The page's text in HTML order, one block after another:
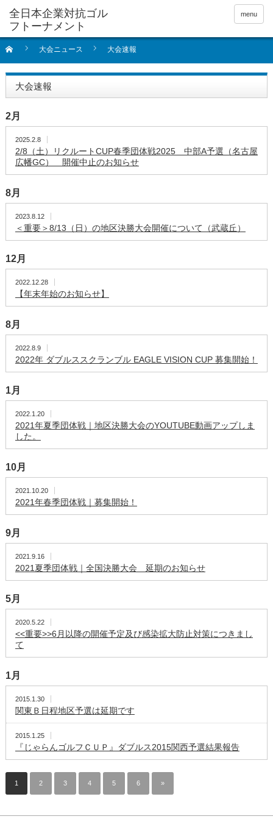
全日本企業対抗ゴル
フトーナメント
menu
大会ニュース 大会速報
大会速報
2月
2025.2.8
2/8（土）リクルートCUP春季団体戦2025 中部A予選（名古屋
広幡GC） 開催中止のお知らせ
8月
2023.8.12
＜重要＞8/13（日）の地区決勝大会開催について（武蔵丘）
12月
2022.12.28
【年末年始のお知らせ】
8月
2022.8.9
2022年 ダブルススクランブル EAGLE VISION CUP 募集開始！
1月
2022.1.20
2021年夏季団体戦｜地区決勝大会のYOUTUBE動画アップしま
した。
10月
2021.10.20
2021年春季団体戦｜募集開始！
9月
2021.9.16
2021夏季団体戦｜全国決勝大会 延期のお知らせ
5月
2020.5.22
<<重要>>6月以降の開催予定及び感染拡大防止対策につきまし
て
1月
2015.1.30
関東Ｂ日程地区予選は延期です
2015.1.25
『じゃらんゴルフＣＵＰ』ダブルス2015関西予選結果報告
1 2 3 4 5 6 »